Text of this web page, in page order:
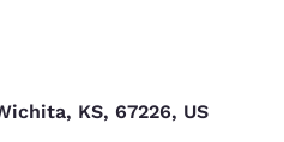
KS, 67226, US